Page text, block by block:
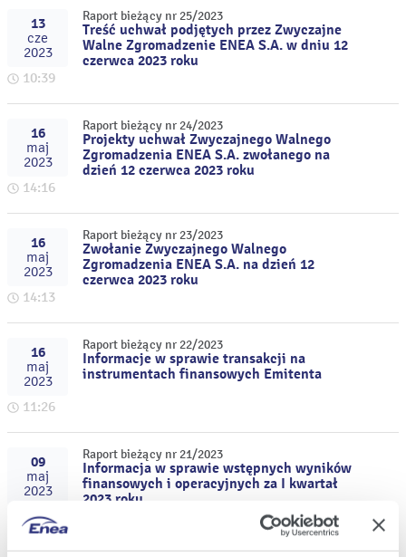
13
cze
2023
10:39
Raport bieżący nr 25/2023
Treść uchwał podjętych przez Zwyczajne
Walne Zgromadzenie ENEA S.A. w dniu 12
czerwca 2023 roku
16
maj
2023
14:16
Raport bieżący nr 24/2023
Projekty uchwał Zwyczajnego Walnego
Zgromadzenia ENEA S.A. zwołanego na
dzień 12 czerwca 2023 roku
16
maj
2023
14:13
Raport bieżący nr 23/2023
Zwołanie Zwyczajnego Walnego
Zgromadzenia ENEA S.A. na dzień 12
czerwca 2023 roku
16
maj
2023
11:26
Raport bieżący nr 22/2023
Informacje w sprawie transakcji na
instrumentach finansowych Emitenta
09
maj
2023
21:03
Raport bieżący nr 21/2023
Informacja w sprawie wstępnych wyników
finansowych i operacyjnych za I kwartał
2023 roku